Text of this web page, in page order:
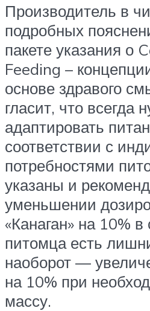
Производитель в
подробных
пакете указания о
Feeding –
основе здравого
гласит, что всегда
адаптировать
соответствии с
потребностями
указаны и
уменьшении
«Канаган» на 10%
питомца есть
наоборот —
на 10% при
массу.